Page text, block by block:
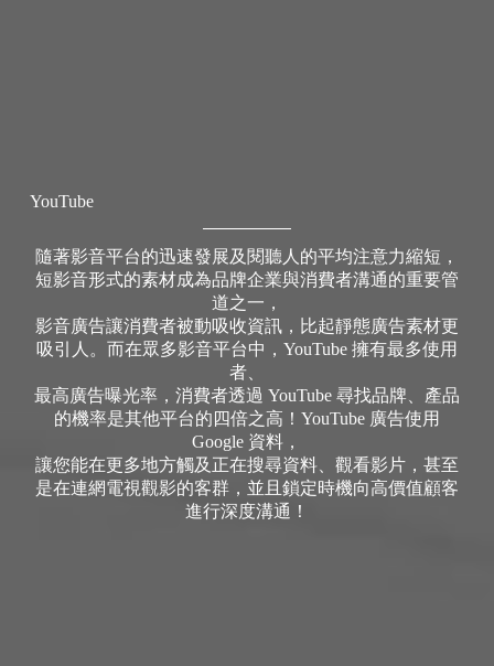
YouTube
隨著影音平台的迅速發展及閱聽人的平均注意力縮短，
短影音形式的素材成為品牌企業與消費者溝通的重要管
道之一，
影音廣告讓消費者被動吸收資訊，比起靜態廣告素材更
吸引人。而在眾多影音平台中，YouTube 擁有最多使用
者、
最高廣告曝光率，消費者透過 YouTube 尋找品牌、產品
的機率是其他平台的四倍之高！YouTube 廣告使用
Google 資料，
讓您能在更多地方觸及正在搜尋資料、觀看影片，甚至
是在連網電視觀影的客群，並且鎖定時機向高價值顧客
進行深度溝通！